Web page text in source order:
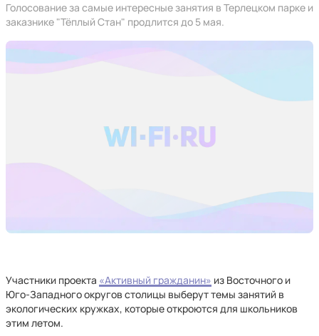
Голосование за самые интересные занятия в Терлецком парке и
заказнике "Тёплый Стан" продлится до 5 мая.
Участники проекта «Активный гражданин» из Восточного и
Юго-Западного округов столицы выберут темы занятий в
экологических кружках, которые откроются для школьников
этим летом.